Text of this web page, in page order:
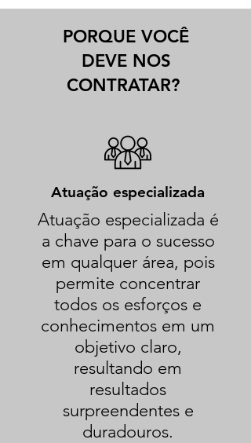
PORQUE VOCÊ
DEVE NOS
CONTRATAR?
Atuação especializada
Atuação especializada é
a chave para o sucesso
em qualquer área, pois
permite concentrar
todos os esforços e
conhecimentos em um
objetivo claro,
resultando em
resultados
surpreendentes e
duradouros.